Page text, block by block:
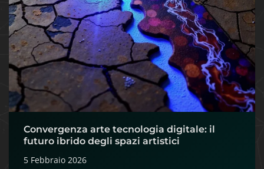
Convergenza arte tecnologia digitale: il
futuro ibrido degli spazi artistici
5 Febbraio 2026